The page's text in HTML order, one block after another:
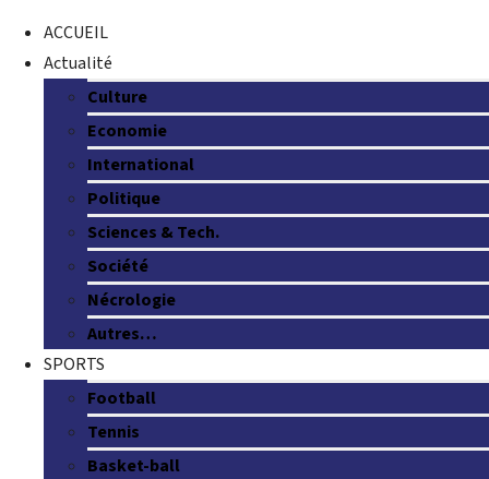
ACCUEIL
Actualité
Culture
Economie
International
Politique
Sciences & Tech.
Société
Nécrologie
Autres…
SPORTS
Football
Tennis
Basket-ball